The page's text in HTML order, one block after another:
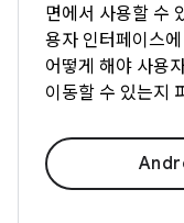
면에서 사용할 수
용자 인터페이스
어떻게 해야 사용
이동할 수 있는지